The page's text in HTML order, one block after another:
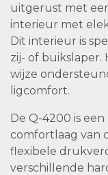
uitgerust met
interieur met
Dit interieur is
zij- of buikslaper.
wijze
ligcomfort.
De Q-4200 is
comfortlaag van
flexibele
verschillende